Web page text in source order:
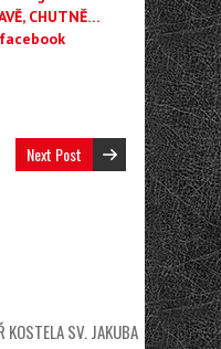
CHUTNĚ…
facebook
Next Post
KOSTELA SV. JAKUBA